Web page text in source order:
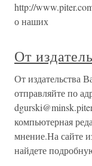
http://
о наших
От
От издательства
отправляйте по
компьютерная
мнение.На сайте
найдете